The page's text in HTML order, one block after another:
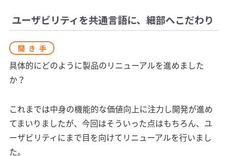
ユーザビリティを共通言語に、細部へこだわり
聞き手
具体的にどのように製品のリニューアルを進めました
か？
これまでは中身の機能的な価値向上に注力し開発が進め
てまいりましたが、今回はそういった点はもちろん、ユ
ーザビリティにまで目を向けてリニューアルを行いまし
た。